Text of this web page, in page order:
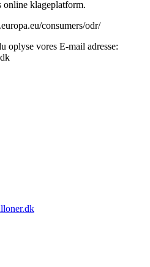
klageplatform.
consumers/odr/
oplyse vores E-mail adresse: